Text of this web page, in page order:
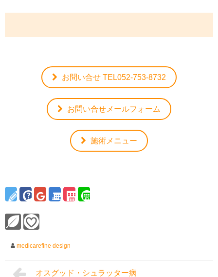
お問い合せ TEL052-753-8732
お問い合せメールフォーム
施術メニュー
medicarefine design
オスグッド・シュラッター病